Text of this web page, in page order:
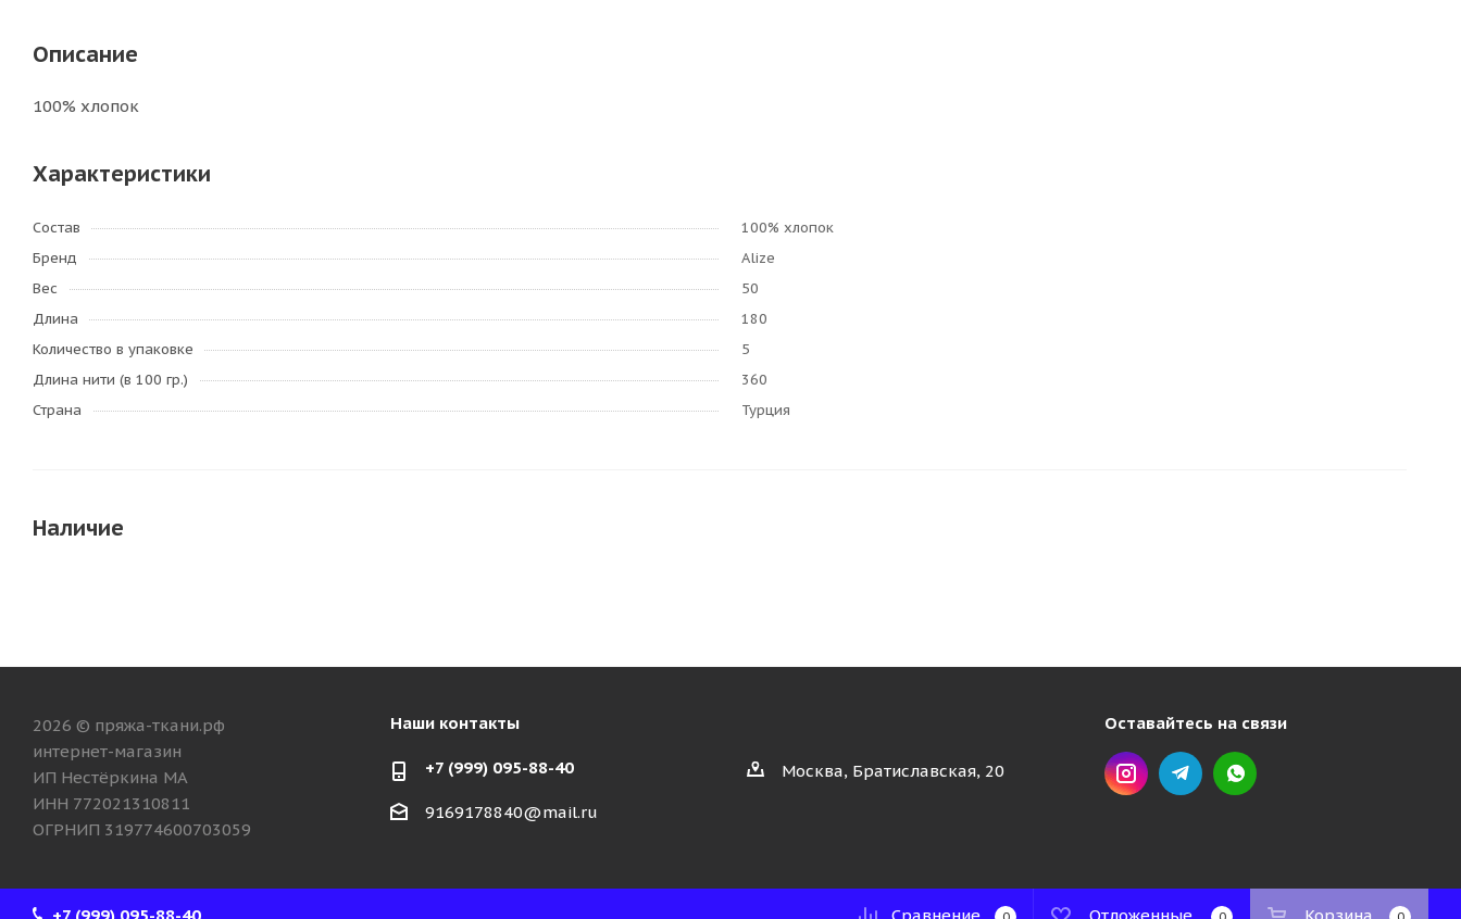
Описание
100% хлопок
Характеристики
Состав
100% хлопок
Бренд
Alize
Вес
50
Длина
180
Количество в упаковке
5
Длина нити (в 100 гр.)
360
Страна
Турция
Наличие
2026 © пряжа-ткани.рф
интернет-магазин
ИП Нестёркина МА
ИНН 772021310811
ОГРНИП 319774600703059
Наши контакты
+7 (999) 095-88-40
9169178840@mail.ru
Москва, Братиславская, 20
Оставайтесь на связи